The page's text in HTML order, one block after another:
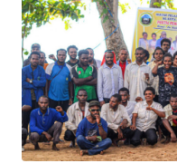
INDEKS
BERITA
KONTAK
KAMI
INFO